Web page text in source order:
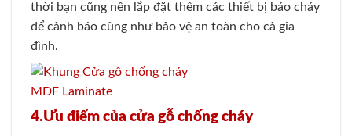
thời bạn cũng nên lắp đặt thêm các thiết bị báo cháy
để cảnh báo cũng như bảo vệ an toàn cho cả gia
đình.
4.Ưu điểm của cửa gỗ chống cháy